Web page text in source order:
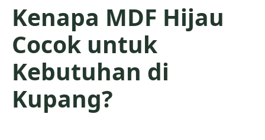
Kenapa MDF Hijau
Cocok untuk
Kebutuhan di
Kupang?